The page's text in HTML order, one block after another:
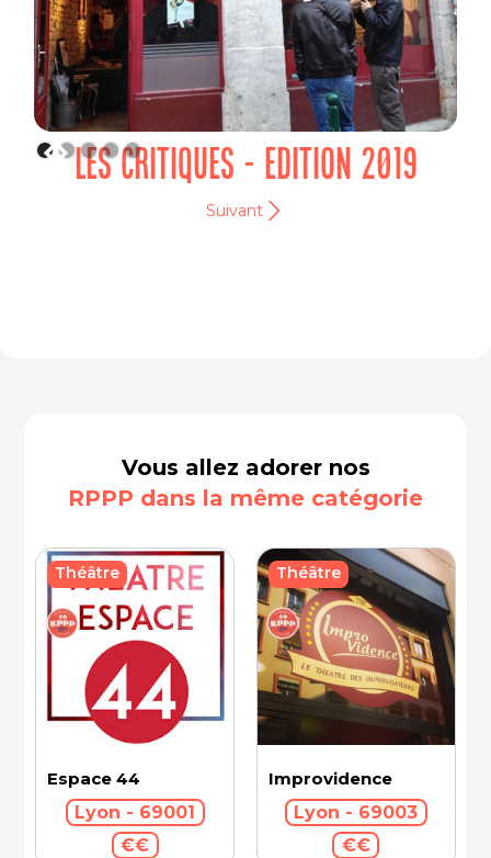
LES CRITIQUES - EDITION 2019
Suivant
Vous allez adorer nos
RPPP dans la même catégorie
Espace 44
Lyon - 69001
€€
Théâtre
Improvidence
Lyon - 69003
€€
Théâtre